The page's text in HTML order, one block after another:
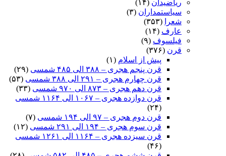
ریاضیدان (۱۴)
سیاستمداران (۳)
شعرا
(۳۵۳)
عارف (۱۴)
فیلسوف (۹)
قرن (۳۷۶)
پیش از اسلام (۱)
قرن پنجم هجری – ۳۸۸ الی ۴۸۵ شمسی
(۲۹)
قرن چهارم هجری – ۲۹۱ الی ۳۸۸ شمسی
(۵۳)
قرن دهم هجری – ۸۷۳ الی ۹۷۰ شمسی
(۳۳)
قرن دوازده هجری – ۱۰۶۷ الی ۱۱۶۴ شمسی
(۲۴)
قرن دوم هجری – ۹۷ الی ۱۹۴ شمسی
(۷)
قرن سوم هجری – ۱۹۴ الی ۲۹۱ شمسی
(۱۲)
قرن سیزده هجری – ۱۱۶۴ الی ۱۲۶۱ شمسی
(۴۶)